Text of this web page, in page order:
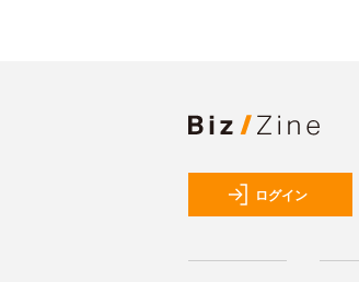
ログイン